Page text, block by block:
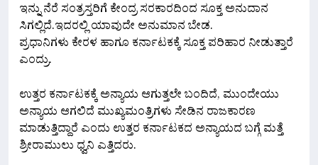
ಇನ್ನು ನೆರೆ ಸಂತ್ರಸ್ತರಿಗೆ ಕೇಂದ್ರ ಸರಕಾರದಿಂದ ಸೂಕ್ತ ಅನುದಾನ
ಸಿಗಲ್ಲಿದೆ.ಇದರಲ್ಲಿ ಯಾವುದೇ ಅನುಮಾನ ಬೇಡ.
ಪ್ರಧಾನಿಗಳು ಕೇರಳ ಹಾಗೂ ಕರ್ನಾಟಕಕ್ಕೆ ಸೂಕ್ತ ಪರಿಹಾರ ನೀಡುತ್ತಾರೆ
ಎಂದ್ರು.
ಉತ್ತರ ಕರ್ನಾಟಕಕ್ಕೆ ಅನ್ಯಾಯ ಆಗುತ್ತಲೇ ಬಂದಿದೆ, ಮುಂದೇಯು
ಅನ್ಯಾಯ ಆಗಲಿದೆ ಮುಖ್ಯಮಂತ್ರಿಗಳು ಸೇಡಿನ ರಾಜಕಾರಣ
ಮಾಡುತ್ತಿದ್ದಾರೆ ಎಂದು ಉತ್ತರ ಕರ್ನಾಟಕದ ಅನ್ಯಾಯದ ಬಗ್ಗೆ ಮತ್ತೆ
ಶ್ರೀರಾಮುಲು ಧ್ವನಿ ಎತ್ತಿದರು.